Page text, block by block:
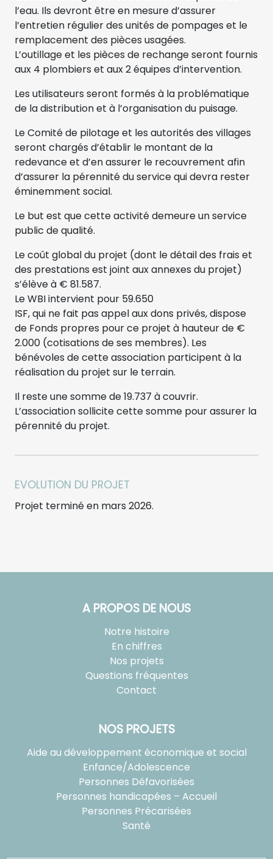
l’eau. Ils devront être en mesure d’assurer
l’entretien régulier des unités de pompages et le
remplacement des pièces usagées.
L’outillage et les pièces de rechange seront fournis
aux 4 plombiers et aux 2 équipes d’intervention.
Les utilisateurs seront formés à la problématique
de la distribution et à l’organisation du puisage.
Le Comité de pilotage et les autorités des villages
seront chargés d’établir le montant de la
redevance et d’en assurer le recouvrement afin
d’assurer la pérennité du service qui devra rester
éminemment social.
Le but est que cette activité demeure un service
public de qualité.
Le coût global du projet (dont le détail des frais et
des prestations est joint aux annexes du projet)
s’élève à € 81.587.
Le WBI intervient pour 59.650
ISF, qui ne fait pas appel aux dons privés, dispose
de Fonds propres pour ce projet à hauteur de €
2.000 (cotisations de ses membres). Les
bénévoles de cette association participent à la
réalisation du projet sur le terrain.
Il reste une somme de 19.737 à couvrir.
L’association sollicite cette somme pour assurer la
pérennité du projet.
EVOLUTION DU PROJET
Projet terminé en mars 2026.
A PROPOS DE NOUS
Notre histoire
En chiffres
Nos projets
Questions fréquentes
Contact
NOS PROJETS
Aide au développement économique et social
Enfance/Adolescence
Personnes Défavorisées
Personnes handicapées – Accueil
Personnes Précarisées
Santé